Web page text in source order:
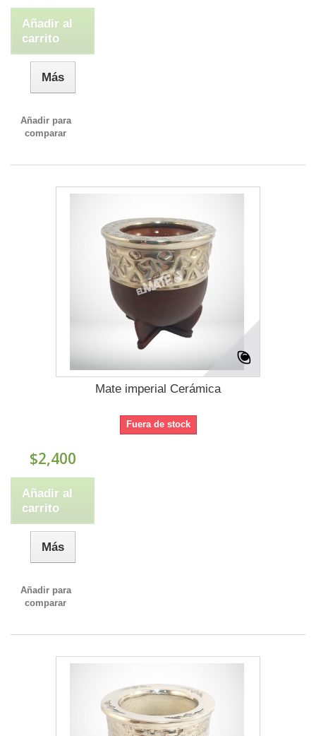
Añadir al
carrito
Más
Añadir para
comparar
Mate imperial Cerámica
Fuera de stock
$2,400
Añadir al
carrito
Más
Añadir para
comparar